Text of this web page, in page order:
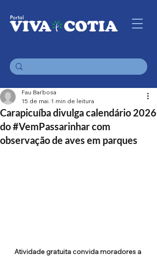
Carapicuíba divulga calendário 2026
do #VemPassarinhar com
observação de aves em parques
Fau Barbosa
15 de mai. 1 min de leitura
Atividade gratuita convida moradores a